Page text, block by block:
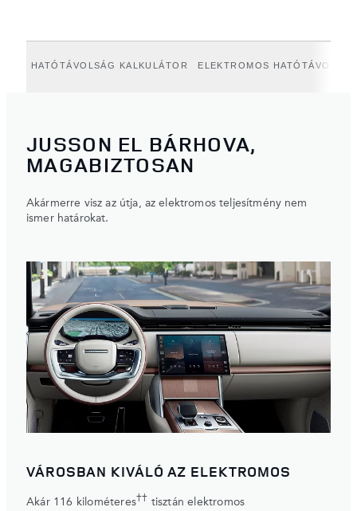
HATÓTÁVOLSÁG KALKULÁTOR ELEKTROMOS
JUSSON EL BÁRHOVA,
MAGABIZTOSAN
Akármerre visz az útja, az elektromos teljesítmény nem
ismer határokat.
VÁROSBAN KIVÁLÓ AZ ELEKTROMOS
Akár 116 kilométeres†† tisztán elektromos